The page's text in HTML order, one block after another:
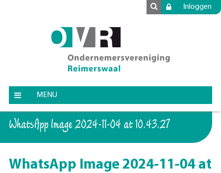
Inloggen
MENU
WhatsApp Image 2024-11-04 at 10.43.27
WhatsApp Image 2024-11-04 at